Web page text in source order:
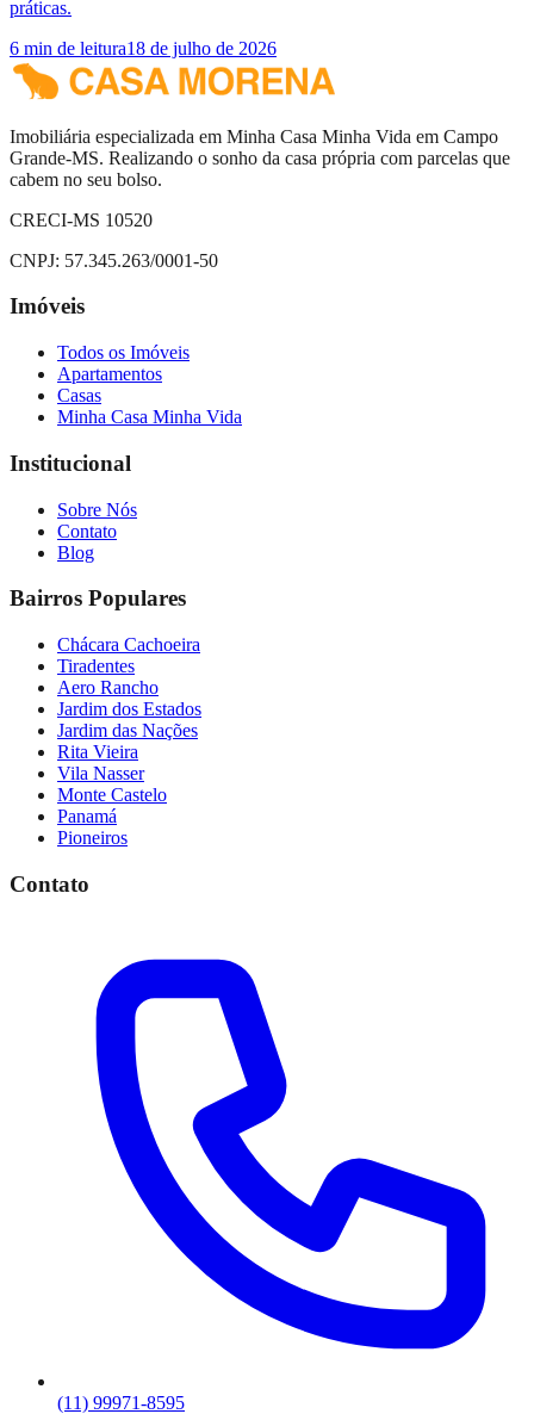
práticas.
6 min de leitura18 de julho de 2026
Imobiliária especializada em Minha Casa Minha Vida em Campo
Grande-MS. Realizando o sonho da casa própria com parcelas que
cabem no seu bolso.
CRECI-MS 10520
CNPJ: 57.345.263/0001-50
Imóveis
Todos os Imóveis
Apartamentos
Casas
Minha Casa Minha Vida
Institucional
Sobre Nós
Contato
Blog
Bairros Populares
Chácara Cachoeira
Tiradentes
Aero Rancho
Jardim dos Estados
Jardim das Nações
Rita Vieira
Vila Nasser
Monte Castelo
Panamá
Pioneiros
Contato
(11) 99971-8595